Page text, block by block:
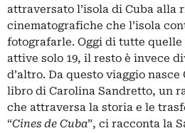
attraversato l’isola di Cuba alla
cinematografiche che l’isola
fotografarle. Oggi di tutte quelle
attive solo 19, il resto è invece
d’altro. Da questo viaggio nasce
libro di Carolina Sandretto, un
che attraversa la storia e le
“Cines de Cuba”, ci racconta la